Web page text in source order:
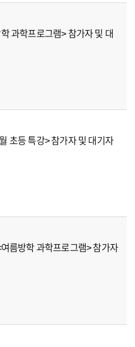
로그램> 참가자 및 대
> 참가자 및 대기자
름방학 과학프로그램> 참가자